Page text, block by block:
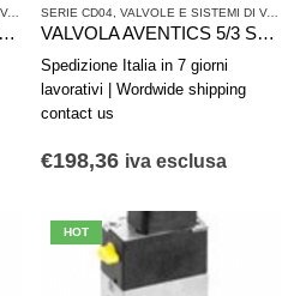
,VALVOLE SINGOLE
VALVOLA AVENTICS 5/3 Serie CD04 5777405280
SERIE CD04 VALVOLE E SISTEMI DI VALVOLE AVENTICS
VALVOLA AVENTICS 5/3 Serie CD04 5777400220
Spedizione Italia in 7 giorni
lavorativi | Wordwide shipping
contact us
€198,36 iva esclusa
HOT